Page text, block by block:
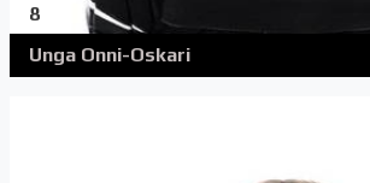
8
Unga Onni-Oskari